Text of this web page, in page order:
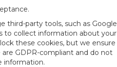
FRANCE
Contact
third-party tools, such as Google
to collect information about your
these cookies, but we ensure
GDPR-compliant and do not
information.